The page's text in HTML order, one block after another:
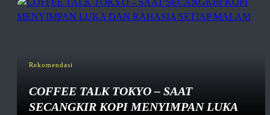
Rekomendasi
COFFEE TALK TOKYO – SAAT
SECANGKIR KOPI MENYIMPAN LUKA